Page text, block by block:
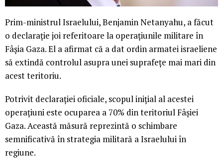
Prim-ministrul Israelului, Benjamin Netanyahu, a făcut
o declarație joi referitoare la operațiunile militare în
Fâșia Gaza. El a afirmat că a dat ordin armatei israeliene
să extindă controlul asupra unei suprafețe mai mari din
acest teritoriu.
Potrivit declarației oficiale, scopul inițial al acestei
operațiuni este ocuparea a 70% din teritoriul Fâșiei
Gaza. Această măsură reprezintă o schimbare
semnificativă în strategia militară a Israelului în
regiune.